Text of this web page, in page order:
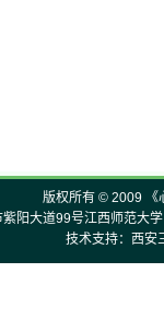
版权所有 © 2009 《
紫阳大道99号江西师范大
技术支持：西安